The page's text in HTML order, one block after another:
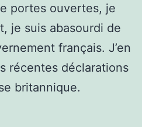
portes ouvertes, je
je suis abasourdi de
français. J’en
récentes déclarations
britannique.